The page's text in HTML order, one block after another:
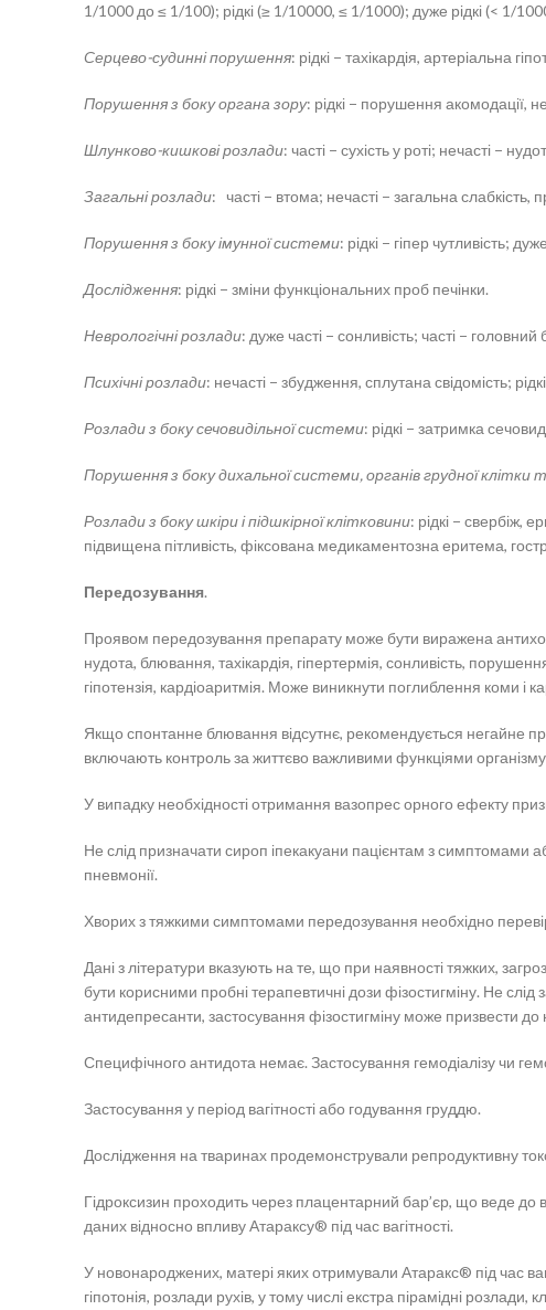
1/1000 до ≤ 1/100); рідкі (≥ 1/10000, ≤ 1/1000); дуже рідкі (< 1/
Серцево-судинні порушення: рідкі − тахікардія, артеріальна
Порушення з боку органа зору: рідкі − порушення акомодації,
Шлунково-кишкові розлади: часті − сухість у роті; нечасті −
Загальні розлади: часті − втома; нечасті − загальна слабкість,
Порушення з боку імунної системи: рідкі − гіпер чутливість;
Дослідження: рідкі − зміни функціональних проб печінки.
Неврологічні розлади: дуже часті − сонливість; часті −
Психічні розлади: нечасті − збудження, сплутана свідомість;
Розлади з боку сечовидільної системи: рідкі − затримка
Порушення з боку дихальної системи, органів грудної клітки
Розлади з боку шкіри і підшкірної клітковини: рідкі − свербіж,
підвищена пітливість, фіксована медикаментозна еритема,
Передозування.
Проявом передозування препарату може бути виражена
нудота, блювання, тахікардія, гіпертермія, сонливість,
гіпотензія, кардіоаритмія. Може виникнути поглиблення коми і
Якщо спонтанне блювання відсутнє, рекомендується негайне
включають контроль за життєво важливими функціями організму
У випадку необхідності отримання вазопрес орного ефекту
Не слід призначати сироп іпекакуани пацієнтам з симптомами
пневмонії.
Хворих з тяжкими симптомами передозування необхідно
Дані з літератури вказують на те, що при наявності тяжких,
бути корисними пробні терапевтичні дози фізостигміну. Не слід
антидепресанти, застосування фізостигміну може призвести до
Специфічного антидота немає. Застосування гемодіалізу чи
Застосування у період вагітності або годування груддю.
Дослідження на тваринах продемонстрували репродуктивну
Гідроксизин проходить через плацентарний бар’єр, що веде
даних відносно впливу Атараксу® під час вагітності.
У новонароджених, матері яких отримували Атаракс® під час
гіпотонія, розлади рухів, у тому числі екстра пірамідні